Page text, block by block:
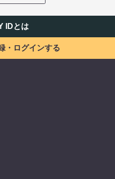
IDとは
・ログインする